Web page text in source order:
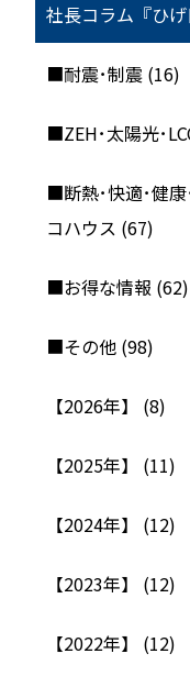
社長コラム『ひ
■耐震･制震 (16)
■ZEH･太陽光･
■断熱･快適･健康
コハウス (67)
■お得な情報 (62)
■その他 (98)
【2026年】 (8)
【2025年】 (11)
【2024年】 (12)
【2023年】 (12)
【2022年】 (12)